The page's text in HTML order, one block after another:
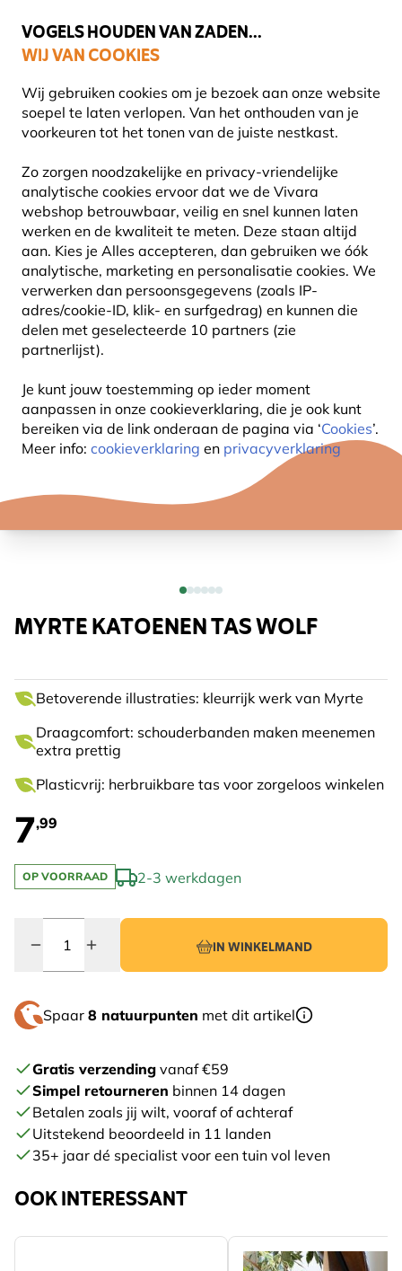
VOGELS HOUDEN VAN ZADEN...
WIJ VAN COOKIES
Wij gebruiken cookies om je bezoek aan onze website
soepel te laten verlopen. Van het onthouden van je
voorkeuren tot het tonen van de juiste nestkast.
Zo zorgen noodzakelijke en privacy-vriendelijke
analytische cookies ervoor dat we de Vivara
webshop betrouwbaar, veilig en snel kunnen laten
werken en de kwaliteit te meten. Deze staan altijd
aan. Kies je Alles accepteren, dan gebruiken we óók
analytische, marketing en personalisatie cookies. We
verwerken dan persoonsgegevens (zoals IP-
adres/cookie-ID, klik- en surfgedrag) en kunnen die
delen met geselecteerde 10 partners (zie
partnerlijst).
Je kunt jouw toestemming op ieder moment
aanpassen in onze cookieverklaring, die je ook kunt
bereiken via de link onderaan de pagina via ‘Cookies’.
Meer info: cookieverklaring en privacyverklaring
Uitstekend beoordeeld door klanten in 11 landen
MYRTE KATOENEN TAS WOLF
Betoverende illustraties: kleurrijk werk van Myrte
Draagcomfort: schouderbanden maken meenemen
extra prettig
Plasticvrij: herbruikbare tas voor zorgeloos winkelen
7,99
OP VOORRAAD 2-3 werkdagen
IN WINKELMAND
Spaar 8 natuurpunten met dit artikel
Gratis verzending vanaf €59
Simpel retourneren binnen 14 dagen
Betalen zoals jij wilt, vooraf of achteraf
Uitstekend beoordeeld in 11 landen
35+ jaar dé specialist voor een tuin vol leven
OOK INTERESSANT